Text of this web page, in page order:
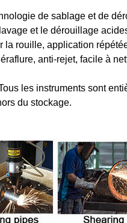
de sablage et de
et le dérouillage
la rouille, application
anti-rejet, facile à
les instruments sont
du stockage.